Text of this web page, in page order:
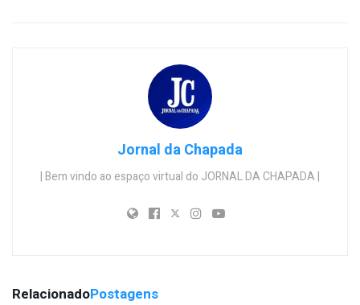
Jornal da Chapada
| Bem vindo ao espaço virtual do JORNAL DA CHAPADA |
RelacionadoPostagens